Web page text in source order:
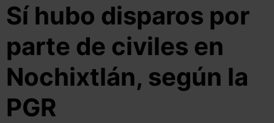
Sí hubo disparos por
parte de civiles en
Nochixtlán, según la
PGR